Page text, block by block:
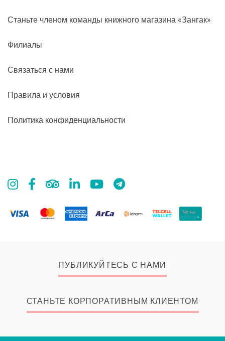
Станьте членом команды книжного магазина «Зангак»
Филиалы
Связаться с нами
Правила и условия
Политика конфиденциальности
ПУБЛИКУЙТЕСЬ С НАМИ
СТАНЬТЕ КОРПОРАТИВНЫМ КЛИЕНТОМ